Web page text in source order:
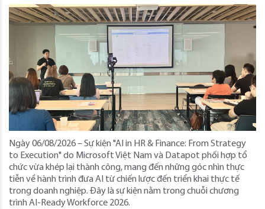
Ngày 06/08/2026 – Sự kiện "AI in HR & Finance: From Strategy
to Execution" do Microsoft Việt Nam và Datapot phối hợp tổ
chức vừa khép lại thành công, mang đến những góc nhìn thực
tiễn về hành trình đưa AI từ chiến lược đến triển khai thực tế
trong doanh nghiệp. Đây là sự kiện nằm trong chuỗi chương
trình AI-Ready Workforce 2026.